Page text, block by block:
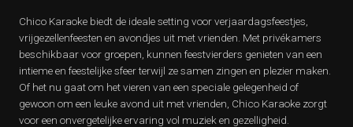
Chico Karaoke biedt de ideale setting voor verjaardagsfeestjes,
vrijgezellenfeesten en avondjes uit met vrienden. Met privékamers
beschikbaar voor groepen, kunnen feestvierders genieten van een
intieme en feestelijke sfeer terwijl ze samen zingen en plezier maken.
Of het nu gaat om het vieren van een speciale gelegenheid of
gewoon om een leuke avond uit met vrienden, Chico Karaoke zorgt
voor een onvergetelijke ervaring vol muziek en gezelligheid.